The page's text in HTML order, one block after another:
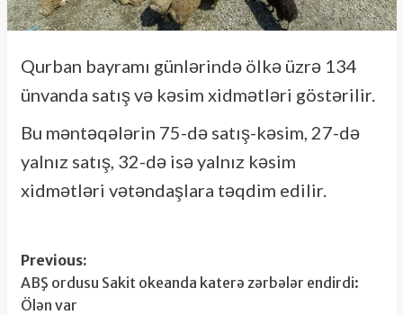
Qurban bayramı günlərində ölkə üzrə 134
ünvanda satış və kəsim xidmətləri göstərilir.
Bu məntəqələrin 75-də satış-kəsim, 27-də
yalnız satış, 32-də isə yalnız kəsim
xidmətləri vətəndaşlara təqdim edilir.
Post
navigation
Previous:
ABŞ ordusu Sakit okeanda katerə zərbələr endirdi:
Ölən var